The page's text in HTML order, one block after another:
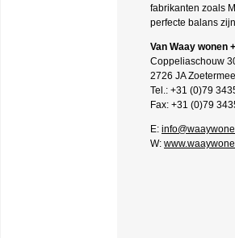
fabrikanten zoals
perfecte balans
Van Waay wonen
Coppeliaschouw
2726 JA
Tel.: +31 (0)79
Fax: +31 (0)79
E:
W: